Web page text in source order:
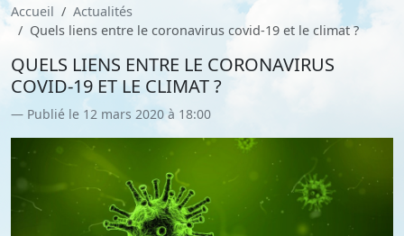
Accueil
Actualités
Quels liens entre le coronavirus covid-19 et le climat ?
QUELS LIENS ENTRE LE CORONAVIRUS
COVID-19 ET LE CLIMAT ?
Publié le 12 mars 2020 à 18:00